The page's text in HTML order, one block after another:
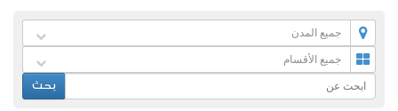
جميع المدن
جميع الأقسام
بحث